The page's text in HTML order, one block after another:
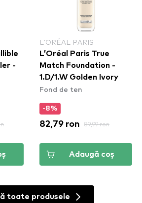
-
L’ORÉAL PARIS
L’Oréal Paris True
Match Foundation -
1.D/1.W Golden Ivory
Fond de ten
-8%
82,79 ron 89,99 ron
Adaugă coș
toate produsele